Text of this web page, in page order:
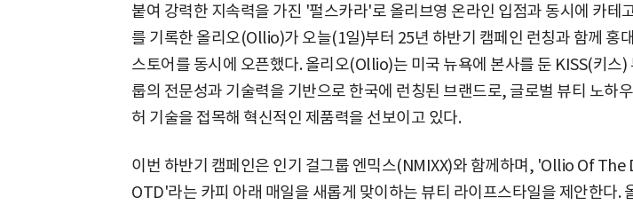
붙여 강력한 지속력을 가진 '펄스카라'로 올리브영 온라인 입점과 동시에 카테
를 기록한 올리오(Ollio)가 오늘(1일)부터 25년 하반기 캠페인 런칭과 함께 홍
스토어를 동시에 오픈했다. 올리오(Ollio)는 미국 뉴욕에 본사를 둔 KISS(키스)
룹의 전문성과 기술력을 기반으로 한국에 런칭된 브랜드로, 글로벌 뷰티 노하
허 기술을 접목해 혁신적인 제품력을 선보이고 있다.
이번 하반기 캠페인은 인기 걸그룹 엔믹스(NMIXX)와 함께하며, 'Ollio Of The
OTD'라는 카피 아래 매일을 새롭게 맞이하는 뷰티 라이프스타일을 제안한다.